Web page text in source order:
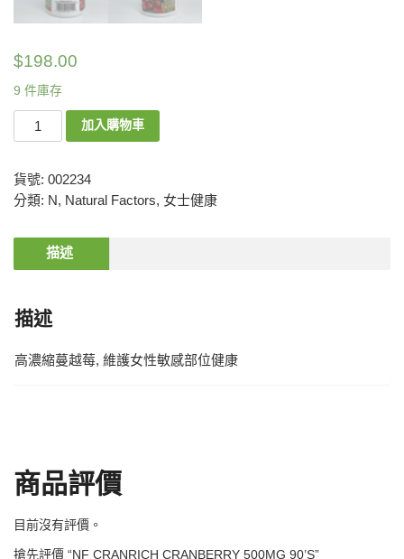
$198.00
9 件庫存
加入購物車
貨號: 002234
分類: N, Natural Factors, 女士健康
描述
描述
高濃縮蔓越莓, 維護女性敏感部位健康
商品評價
目前沒有評價。
搶先評價 “NF CRANRICH CRANBERRY 500MG 90’S”